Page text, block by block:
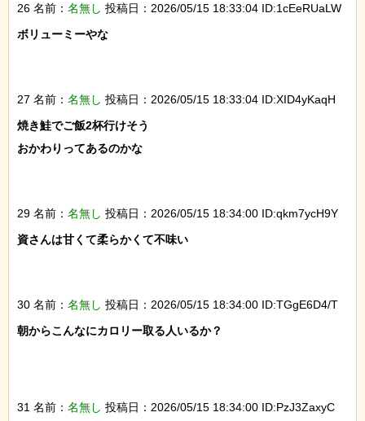
26 名前： 名無し 投稿日：2026/05/15 18:33:04 ID:1cEeRUaLW
ボリューミーやな
27 名前： 名無し 投稿日：2026/05/15 18:33:04 ID:XID4yKaqH
焼き鮭でご飯2杯行けそう
おかわりってあるのかな
29 名前： 名無し 投稿日：2026/05/15 18:34:00 ID:qkm7ycH9Y
資さんは甘くて柔らかくて不味い
30 名前： 名無し 投稿日：2026/05/15 18:34:00 ID:TGgE6D4/T
朝からこんなにカロリー取る人いるか？
31 名前： 名無し 投稿日：2026/05/15 18:34:00 ID:PzJ3ZaxyC